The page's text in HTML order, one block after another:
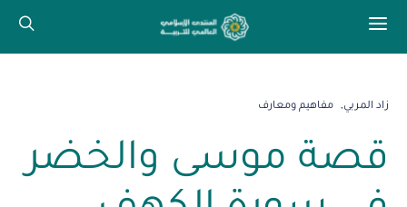
زاد المربي مفاهيم ومعارف
قصة موسى والخضر